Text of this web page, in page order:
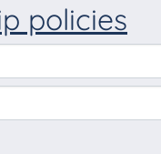
policies